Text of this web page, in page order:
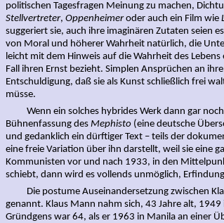
politischen Tagesfragen Meinung zu machen,
Stellvertreter, Oppenheimeroder auch ein Film wie
suggeriert sie, auch ihre imaginären Zutaten seien
von Moral und höherer Wahrheit natürlich, die
leicht mit dem Hinweis auf die Wahrheit des
Fall ihren Ernst bezieht. Simplen Ansprüchen an
Entschuldigung, daß sie als Kunst schließlich frei
müsse.
Wenn ein solches hybrides Werk dann gar
Bühnenfassung des Mephisto (eine deutsche
und gedanklich ein dürftiger Text – teils der
eine freie Variation über ihn darstellt, weil sie eine
Kommunisten vor und nach 1933, in den
schiebt, dann wird es vollends unmöglich,
Die postume Auseinandersetzung zwischen
genannt. Klaus Mann nahm sich, 43 Jahre alt,
Gründgens war 64, als er 1963 in Manila an einer